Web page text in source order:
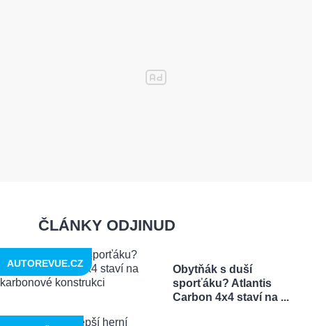
ČLÁNKY ODJINUD
Obytňák s duší
sporťáku? Atlantis
Carbon 4x4 staví na ...
AUTOREVUE.CZ